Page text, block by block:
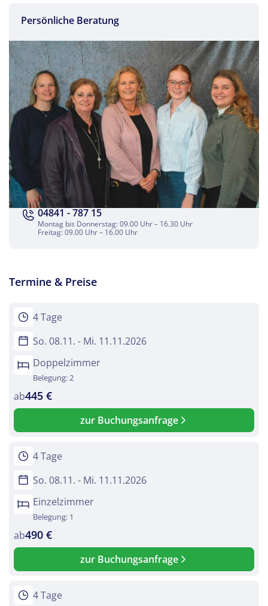
Teile diese Reise
Fahrt ins Blaue
Facebook
Twitter
WhatsApp
Telegram
per E-Mail senden
Link kopieren
Persönliche Beratung
04841 - 787 15
Montag bis Donnerstag: 09.00 Uhr – 16.30 Uhr
Freitag: 09.00 Uhr – 16.00 Uhr
Termine & Preise
4 Tage
So. 08.11. - Mi. 11.11.2026
Doppelzimmer
Belegung: 2
ab445 €
zur Buchungsanfrage
4 Tage
So. 08.11. - Mi. 11.11.2026
Einzelzimmer
Belegung: 1
ab490 €
zur Buchungsanfrage
4 Tage